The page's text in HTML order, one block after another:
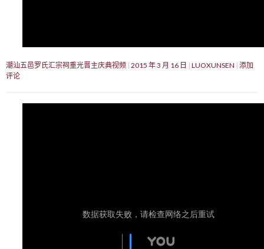
潮汕五邑罗氏汇宗祠重光晋主庆典视频 2015 年 3 月 16 日 LUOXUNSEN 添加
评论